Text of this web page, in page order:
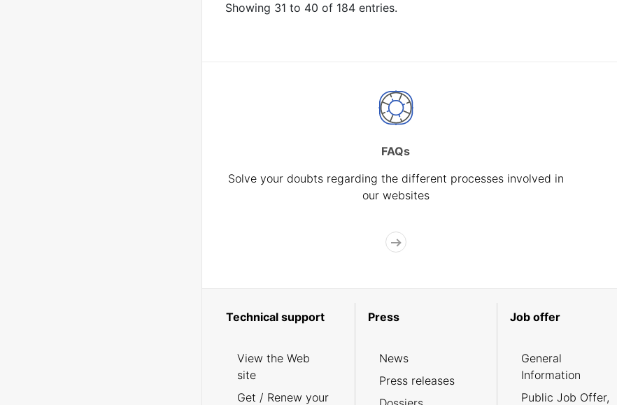
Showing 31 to 40 of 184 entries.
FAQs
Solve your doubts regarding the different processes involved in
our websites
Technical support
View the Web
site
Get / Renew your
Press
News
Press releases
Job offer
General
Information
Public Job Offer,